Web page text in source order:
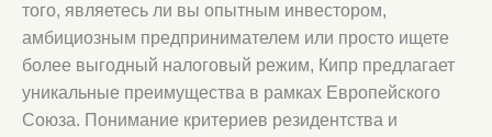
того, являетесь ли вы опытным инвестором,
амбициозным предпринимателем или просто ищете
более выгодный налоговый режим, Кипр предлагает
уникальные преимущества в рамках Европейского
Союза. Понимание критериев резидентства и